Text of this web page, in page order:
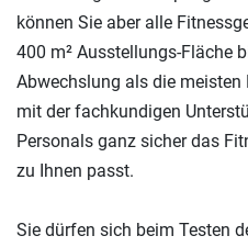
können Sie aber alle
400 m² Ausstellungs-Fläche
Abwechslung als die meisten
mit der fachkundigen
Personals ganz sicher das
zu Ihnen passt.
Sie dürfen sich beim Testen